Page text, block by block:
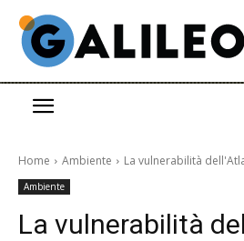
Home Ambiente La vulnerabilità
Ambiente
La vulnerabilità